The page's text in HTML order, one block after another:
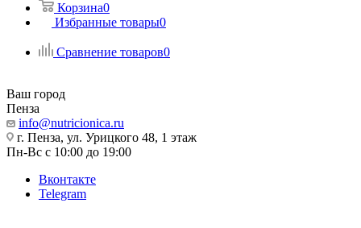
Корзина0
Избранные товары0
Сравнение товаров0
Ваш город
Пенза
info@nutricionica.ru
г. Пенза, ул. Урицкого 48, 1 этаж
Пн-Вс с 10:00 до 19:00
Вконтакте
Telegram